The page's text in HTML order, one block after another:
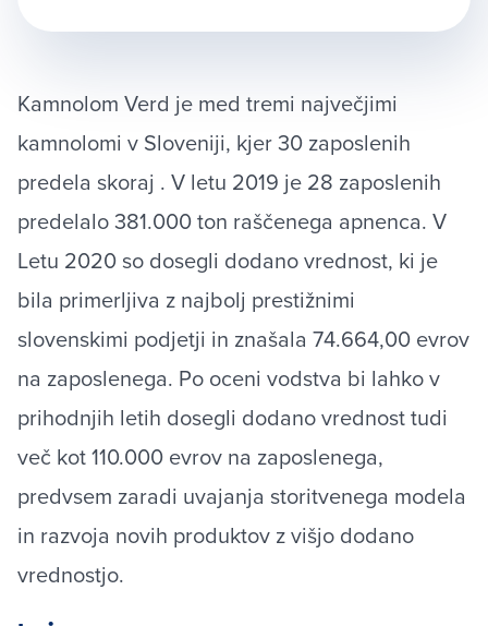
Kamnolom Verd je med tremi največjimi
kamnolomi v Sloveniji, kjer 30 zaposlenih
predela skoraj . V letu 2019 je 28 zaposlenih
predelalo 381.000 ton raščenega apnenca. V
Letu 2020 so dosegli dodano vrednost, ki je
bila primerljiva z najbolj prestižnimi
slovenskimi podjetji in znašala 74.664,00 evrov
na zaposlenega. Po oceni vodstva bi lahko v
prihodnjih letih dosegli dodano vrednost tudi
več kot 110.000 evrov na zaposlenega,
predvsem zaradi uvajanja storitvenega modela
in razvoja novih produktov z višjo dodano
vrednostjo.